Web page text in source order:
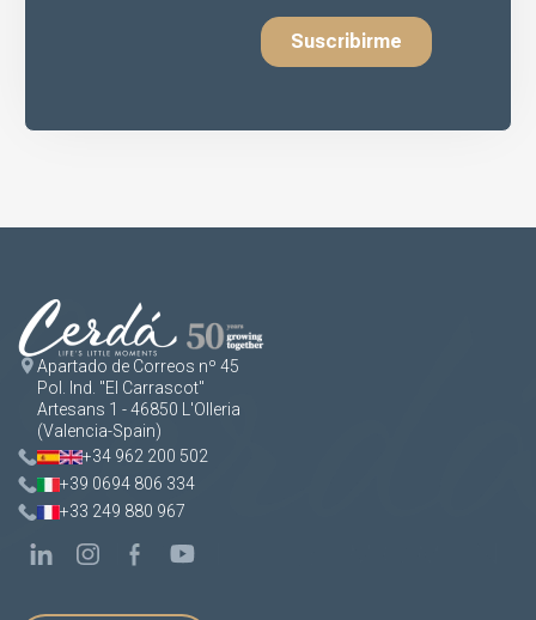
Apartado de Correos nº 45
Pol. Ind. "El Carrascot"
Artesans 1 - 46850 L'Olleria
(Valencia-Spain)
+34 962 200 502
+39 0694 806 334
+33 249 880 967